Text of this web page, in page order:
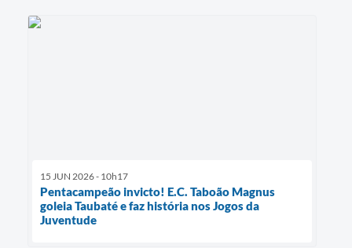
15 JUN 2026 - 10h17
Pentacampeão invicto! E.C. Taboão Magnus
goleia Taubaté e faz história nos Jogos da
Juventude